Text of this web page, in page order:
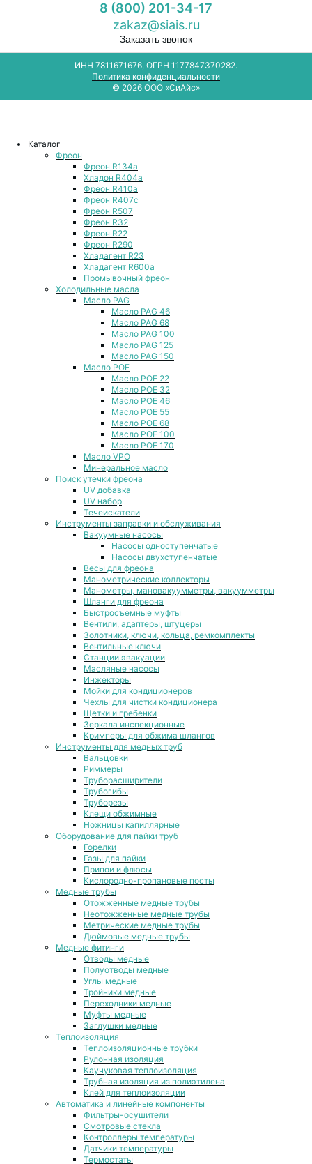
8 (800) 201-34-17
zakaz@siais.ru
Заказать звонок
ИНН 7811671676, ОГРН 1177847370282.
Политика конфиденциальности
© 2026 ООО «СиАйс»
Каталог
Фреон
Фреон R134a
Хладон R404a
Фреон R410a
Фреон R407с
Фреон R507
Фреон R32
Фреон R22
Фреон R290
Хладагент R23
Хладагент R600a
Промывочный фреон
Холодильные масла
Масло PAG
Масло PAG 46
Масло PAG 68
Масло PAG 100
Масло PAG 125
Масло PAG 150
Масло POE
Масло POE 22
Масло POE 32
Масло POE 46
Масло POE 55
Масло POE 68
Масло POE 100
Масло POE 170
Масло VPO
Минеральное масло
Поиск утечки фреона
UV добавка
UV набор
Течеискатели
Инструменты заправки и обслуживания
Вакуумные насосы
Насосы одноступенчатые
Насосы двухступенчатые
Весы для фреона
Манометрические коллекторы
Манометры, мановакуумметры, вакуумметры
Шланги для фреона
Быстросъемные муфты
Вентили, адаптеры, штуцеры
Золотники, ключи, кольца, ремкомплекты
Вентильные ключи
Станции эвакуации
Масляные насосы
Инжекторы
Мойки для кондиционеров
Чехлы для чистки кондиционера
Щетки и гребенки
Зеркала инспекционные
Кримперы для обжима шлангов
Инструменты для медных труб
Вальцовки
Риммеры
Труборасширители
Трубогибы
Труборезы
Клещи обжимные
Ножницы капиллярные
Оборудование для пайки труб
Горелки
Газы для пайки
Припои и флюсы
Кислородно-пропановые посты
Медные трубы
Отожженные медные трубы
Неотожженные медные трубы
Метрические медные трубы
Дюймовые медные трубы
Медные фитинги
Отводы медные
Полуотводы медные
Углы медные
Тройники медные
Переходники медные
Муфты медные
Заглушки медные
Теплоизоляция
Теплоизоляционные трубки
Рулонная изоляция
Каучуковая теплоизоляция
Трубная изоляция из полиэтилена
Клей для теплоизоляции
Автоматика и линейные компоненты
Фильтры-осушители
Смотровые стекла
Контроллеры температуры
Датчики температуры
Термостаты